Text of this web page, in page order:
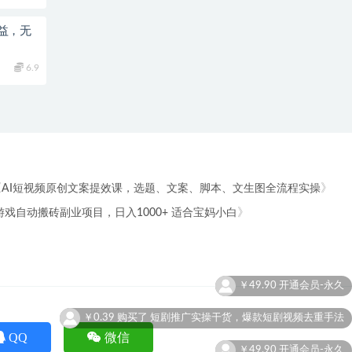
，无
6.9
AI短视频原创文案提效课，选题、文案、脚本、文生图全流程实操》
戏自动搬砖副业项目，日入1000+ 适合宝妈小白 》
谢！
QQ 微信
短剧推广实操干货，爆款短剧视频去重手法
￥49.90 开通会员-永久